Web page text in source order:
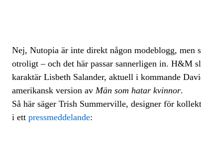
Nej, Nutopia är inte direkt någon modeblogg,
otroligt – och det här passar sannerligen in. H&M
karaktär Lisbeth Salander, aktuell i kommande
amerikansk version av Män som hatar kvinnor.
Så här säger Trish Summerville, designer för
i ett pressmeddelande: